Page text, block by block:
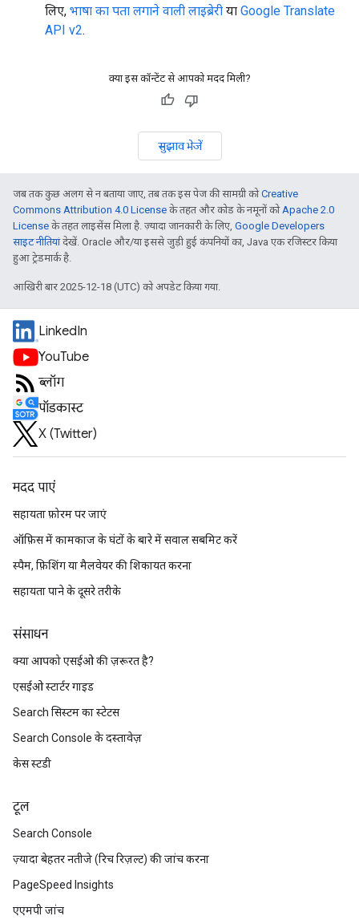
लिए, भाषा का पता लगाने वाली लाइब्रेरी या Google Translate
API v2.
क्या इस कॉन्टेंट से आपको मदद मिली?
सुझाव भेजें
जब तक कुछ अलग से न बताया जाए, तब तक इस पेज की सामग्री कोCreative
Commons Attribution 4.0 License के तहत और कोड के नमूनों कोApache 2.0
License के तहत लाइसेंस मिला है. ज़्यादा जानकारी के लिए, Google Developers
साइट नीतियांदेखें. Oracle और/या इससे जुड़ी हुई कंपनियों का, Java एक रजिस्टर किया
हुआ ट्रेडमार्क है.
आखिरी बार 2025-12-18 (UTC) को अपडेट किया गया.
LinkedIn
YouTube
ब्लॉग
पॉडकास्ट
X (Twitter)
मदद पाएं
सहायता फ़ोरम पर जाएं
ऑफ़िस में कामकाज के घंटों के बारे में सवाल सबमिट करें
स्पैम, फ़िशिंग या मैलवेयर की शिकायत करना
सहायता पाने के दूसरे तरीके
संसाधन
क्या आपको एसईओ की ज़रूरत है?
एसईओ स्टार्टर गाइड
Search सिस्टम का स्टेटस
Search Console के दस्तावेज़
केस स्टडी
टूल
Search Console
ज़्यादा बेहतर नतीजे (रिच रिज़ल्ट) की जांच करना
PageSpeed Insights
एएमपी जांच